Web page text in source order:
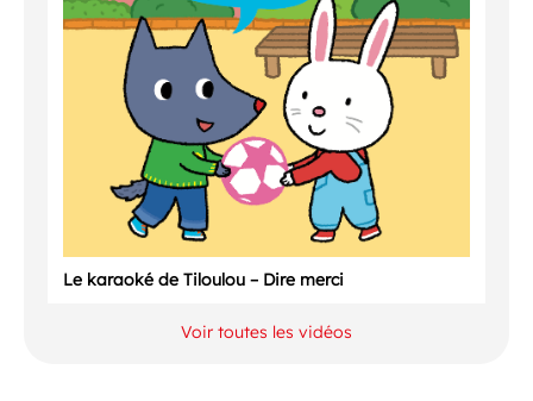
Le karaoké de Tiloulou – Dire merci
Voir toutes les vidéos